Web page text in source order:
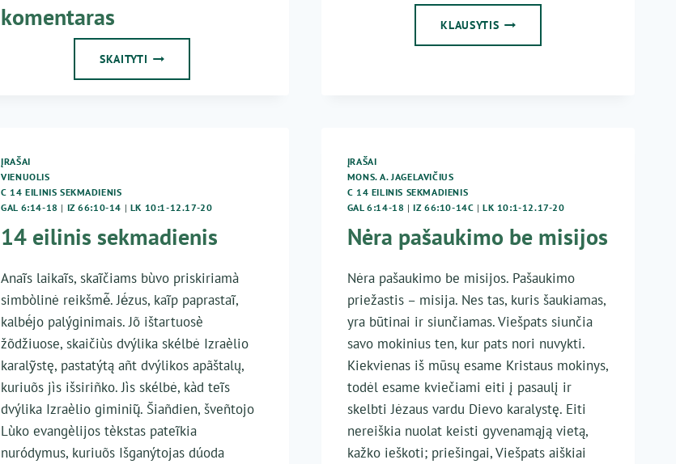
komentaras
SKAITYTI 2019-
SEKMADIENIO
KOMENTARAS
KLAUSYTIS2019-
ĮRAŠAI
VIENUOLIS
C 14 EILINIS SEKMADIENIS
GAL 6:14-18 | IZ 66:10-14 | LK 10:1-12.17-20
14 eilinis sekmadienis
Anaĩs laikaĩs, skaĩčiams bùvo priskiriamà
simbòlinė reikšmė̃. Jė́zus, kaĩp paprastaĩ,
kalbė́jo palýginimais. Jõ ištartuosè
žõdžiuose, skaičiùs dvýlika skélbė Izraèlio
karalỹstę, pastatýtą añt dvýlikos apãštalų,
kuriuõs jìs išsiriñko. Jìs skélbė, kàd teĩs
dvýlika Izraèlio giminių̃. Šiañdien, šveñtojo
Lùko evangèlijos tèkstas pateĩkia
nuródymus, kuriuõs Išganýtojas dúoda
ĮRAŠAI
MONS. A. JAGELAVIČIUS
C 14 EILINIS SEKMADIENIS
GAL 6:14-18 |IZ 66:10-14C |LK 10:1-12.17-20
Nėra pašaukimo be misijos
Nėra pašaukimo be misijos. Pašaukimo
priežastis – misija. Nes tas, kuris šaukiamas,
yra būtinai ir siunčiamas. Viešpats siunčia
savo mokinius ten, kur pats nori nuvykti.
Kiekvienas iš mūsų esame Kristaus mokinys,
todėl esame kviečiami eiti į pasaulį ir
skelbti Jėzaus vardu Dievo karalystę. Eiti
nereiškia nuolat keisti gyvenamąją vietą,
kažko ieškoti; priešingai, Viešpats aiškiai